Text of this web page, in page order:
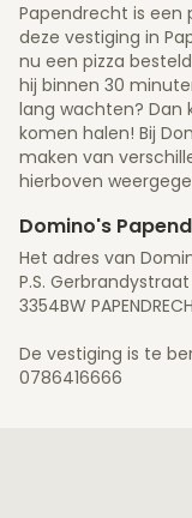
Papendrecht is een
deze vestiging in
nu een pizza
hij binnen 30
lang wachten? Dan
komen halen! Bij
maken van
hierboven
Domino's
Het adres van
P.S.
3354BW
De vestiging is te
0786416666